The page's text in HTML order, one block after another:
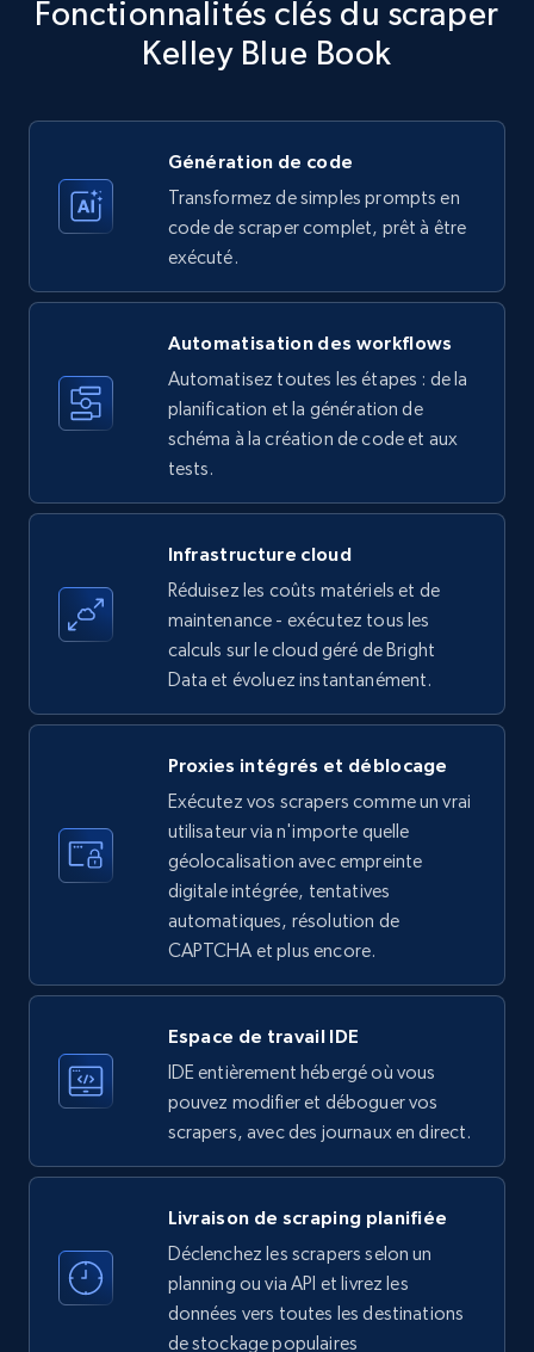
price, Currency, Availability, Reviews count, and
Amazon products - Collects products by
specific keywords
Title, Seller name, Brand, Description, Initial
35.3K+ 5.7K+ Essai gratuit
upc numbers
Title, Seller name, Brand, Description, Initial
price, Currency, Availability, Reviews count, and
more.
LinkedIn company information
ID, Name, Country code, Locations, Followers,
Employees in linkedin, About, Specialties, and
Instagram - Profiles
Account, Fbid, ID, Followers, Posts count, Is
verified, and more.
22.3K+ 3.5K+ Essai gratuit
Fonctionnalités clés du scraper
Kelley Blue Book
Génération de code
Transformez de simples prompts en
code de scraper complet, prêt à être
exécuté.
Automatisation des workflows
Automatisez toutes les étapes : de la
planification et la génération de
schéma à la création de code et aux
tests.
Infrastructure cloud
Réduisez les coûts matériels et de
maintenance - exécutez tous les
calculs sur le cloud géré de Bright
Data et évoluez instantanément.
Proxies intégrés et déblocage
Exécutez vos scrapers comme un vrai
utilisateur via n'importe quelle
géolocalisation avec empreinte
digitale intégrée, tentatives
automatiques, résolution de
CAPTCHA et plus encore.
Espace de travail IDE
IDE entièrement hébergé où vous
pouvez modifier et déboguer vos
scrapers, avec des journaux en direct.
Livraison de scraping planifiée
Déclenchez les scrapers selon un
planning ou via API et livrez les
données vers toutes les destinations
de stockage populaires